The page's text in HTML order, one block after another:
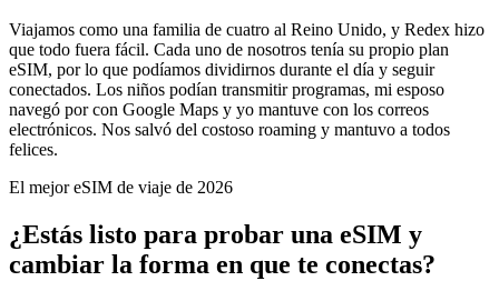
Viajamos como una familia de cuatro al Reino Unido, y Redex hizo
que todo fuera fácil. Cada uno de nosotros tenía su propio plan
eSIM, por lo que podíamos dividirnos durante el día y seguir
conectados. Los niños podían transmitir programas, mi esposo
navegó por con Google Maps y yo mantuve con los correos
electrónicos. Nos salvó del costoso roaming y mantuvo a todos
felices.
El mejor eSIM de viaje de 2026
¿Estás listo para probar una eSIM y
cambiar la forma en que te conectas?